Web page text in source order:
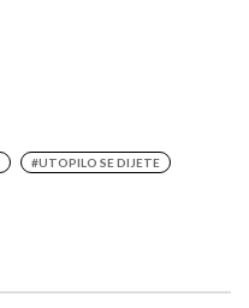
#UTOPILO SE DIJETE